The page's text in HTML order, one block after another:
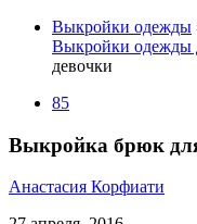
Выкройки одежды
Выкройки одежды
девочки
85
Выкройка брюк
Анастасия Корфиати